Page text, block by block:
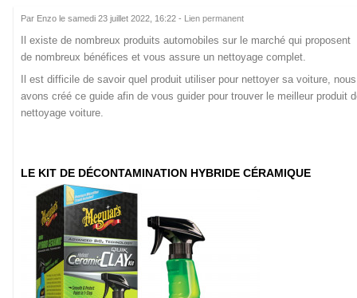
Par Enzo le samedi 23 juillet 2022, 16:22 - Lien permanent
Il existe de nombreux produits automobiles sur le marché qui proposent
de nombreux bénéfices et vous assure un nettoyage complet.
Il est difficile de savoir quel produit utiliser pour nettoyer sa voiture, nous
avons créé ce guide afin de vous guider pour trouver le meilleur produit
nettoyage voiture.
LE KIT DE DÉCONTAMINATION HYBRIDE CÉRAMIQUE